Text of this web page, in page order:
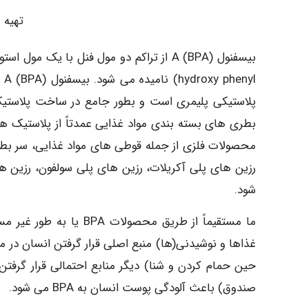
بیسفنول (BPA) A از تراکم دو مول فنل با یک مول استون در pH پایین و دمای بالا تولید می شود و بطور کلی پروپان ۲،۲- (۴۴-
پلاستیکی پلیمری است و بطور جامع در ساخت
بطری های بسته بندی مواد غذایی عمدتاً از
رزین های پلی آکریلات، رزین های پلی سولفون، رزین
شود.
صندوق) باعث آلودگی پوست انسان به BPA می شود.